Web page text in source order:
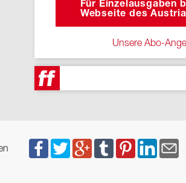
Für Einzelausgaben
Webseite des
Unsere Abo-